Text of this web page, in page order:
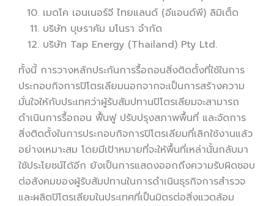
เมดโค เอนเนอร์จี ไทยแลนด์ (อีแอนด์พี) ลิมิเต็ด
บริษัท บุษราคัม มโนรา จำกัด
บริษัท Tap Energy (Thailand) Pty Ltd.
ทั้งนี้ การวางหลักประกันการรื้อถอนสิ่งติดตั้งที่ใช้ในการ
ประกอบกิจการปิโตรเลียมนอกจากจะเป็นการสร้างความ
มั่นใจให้กับประเทศว่าผู้รับสัมปทานปิโตรเลียมจะสามารถ
ดำเนินการรื้อถอน ฟื้นฟู ปรับปรุงสภาพพื้นที่ และจัดการ
สิ่งติดตั้งในการประกอบกิจการปิโตรเลียมที่เลิกใช้งานแล้ว
อย่างเหมาะสม โดยมีเป้าหมายที่จะให้พื้นที่เหล่านั้นกลับมา
ใช้ประโยชน์ได้อีก ยังเป็นการแสดงออกถึงความรับผิดชอบ
ต่อสังคมของผู้รับสัมปทานในการดำเนินธุรกิจการสำรวจ
และผลิตปิโตรเลียมในประเทศที่เป็นมิตรต่อสิ่งแวดล้อม